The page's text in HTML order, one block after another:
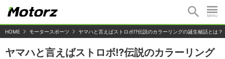
HOME モータースポーツ ヤマハと言えばストロボ!?伝説のカラーリングの誕生秘話とは？
ヤマハと言えばストロボ!?伝説のカラーリング